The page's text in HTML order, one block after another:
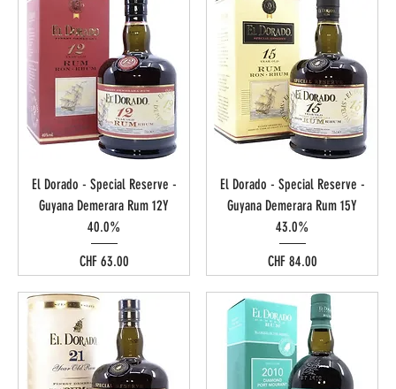
El Dorado - Special Reserve -
Guyana Demerara Rum 12Y
40.0%
Preis
CHF 63.00
El Dorado - Special Reserve -
Guyana Demerara Rum 15Y
43.0%
Preis
CHF 84.00